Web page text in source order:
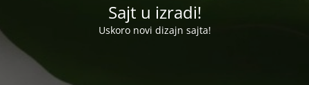
Sajt u izradi!
Uskoro novi dizajn sajta!